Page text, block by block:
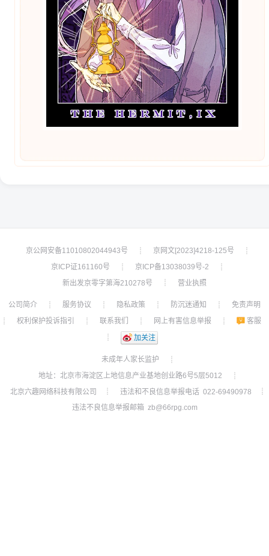
京公网安备11010802044943号 ┊ 京网文[2023]4218-125号
┊
京ICP证161160号
┊ 京ICP备13038039号-2
┊
新出发京零字第海210278号
┊ 营业执照
公司简介 ┊ 服务协议 ┊ 隐私政策 ┊ 防沉迷通知 ┊
免责声明
┊
权利保护投诉指引 ┊ 联系我们 ┊ 网上有害信息举报 ┊
客服
┊
加关注
未成年人家长监护
┊
地址：北京市海淀区上地信息产业基地创业路6号5层5012
┊
北京六趣网络科技有限公司
┊ 违法和不良信息举报电话 022-69490978
┊
违法不良信息举报邮箱 zb@66rpg.com